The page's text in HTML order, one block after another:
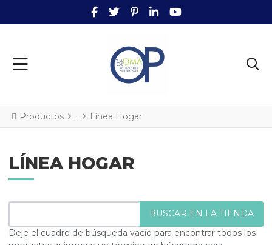
FACEBOOK SOCIAL LINK
TWITTER SOCIAL LINK
PINTEREST SOCIAL LINK
LINKEDIN SOCIAL LINK
YOUTUBE SOCIAL
Productos Línea Hogar
LÍNEA HOGAR
Deje el cuadro de búsqueda vacío para encontrar todos los